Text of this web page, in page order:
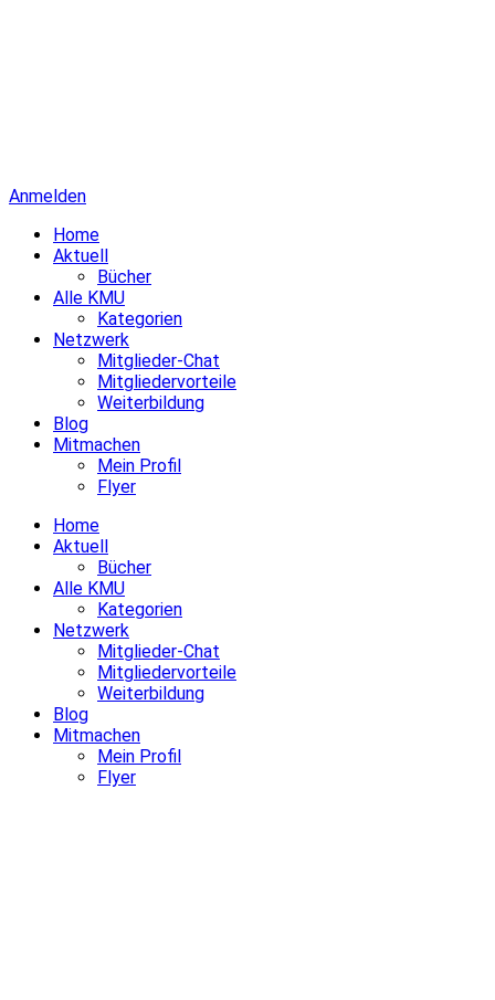
Anmelden
Home
Aktuell
Bücher
Alle KMU
Kategorien
Netzwerk
Mitglieder-Chat
Mitgliedervorteile
Weiterbildung
Blog
Mitmachen
Mein Profil
Flyer
Home
Aktuell
Bücher
Alle KMU
Kategorien
Netzwerk
Mitglieder-Chat
Mitgliedervorteile
Weiterbildung
Blog
Mitmachen
Mein Profil
Flyer